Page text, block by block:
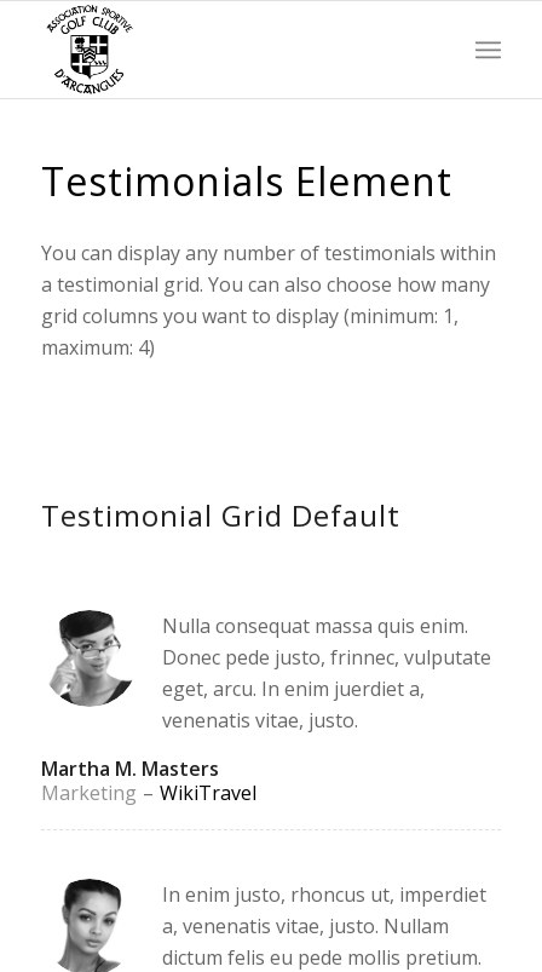
Testimonials Element
You can display any number of testimonials within
a testimonial grid. You can also choose how many
grid columns you want to display (minimum: 1,
maximum: 4)
Testimonial Grid Default
Nulla consequat massa quis enim.
Donec pede justo, frinnec, vulputate
eget, arcu. In enim juerdiet a,
venenatis vitae, justo.
Martha M. Masters
Marketing – WikiTravel
In enim justo, rhoncus ut, imperdiet
a, venenatis vitae, justo. Nullam
dictum felis eu pede mollis pretium.